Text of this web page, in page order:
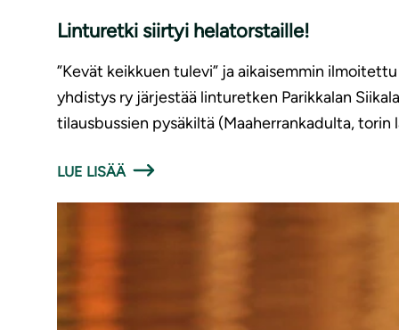
Linturetki siirtyi helatorstaille!
”Kevät keikkuen tulevi” ja aikaisemmin
yhdistys ry järjestää linturetken Parikkalan
tilausbussien pysäkiltä (Maaherrankadulta, torin
LUE LISÄÄ